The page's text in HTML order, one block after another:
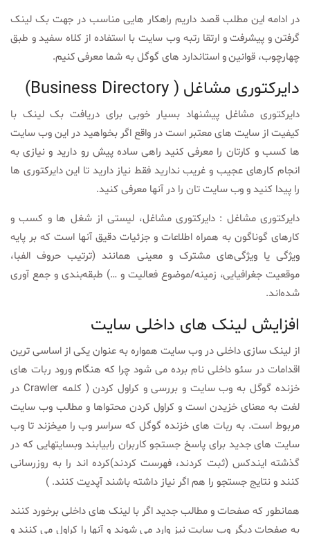
در ادامه این مطلب قصد داریم راهکار هایی مناسب در جهت بک لینک
گرفتن و پیشرفت و ارتقا رتبه وب سایت با استفاده از کلاه سفید و طبق
چهارچوب، قوانین و استاندارد های گوگل به شما معرفی کنیم.
دایرکتوری مشاغل ( Business Directory)
دایرکتوری مشاغل پیشنهاد بسیار خوبی برای دریافت بک لینک با
کیفیت از سایت های معتبر است در واقع اگر بخواهید در این وب سایت
ها کسب و کارتان را معرفی کنید راهی ساده پیش رو دارید و نیازی به
انجام کارهای عجیب و غریب ندارید فقط نیاز دارید تا این دایرکتوری ها
را پیدا کنید و وب سایت تان را در آنها معرفی کنید.
دایرکتوری مشاغل : دایرکتوری مشاغل، لیستی از شغل ها و کسب و
کارهای گوناگون به همراه اطلاعات و جزئیات دقیق آنها است که بر پایه
ویژگی یا ویژگی‌های مشترک و معینی همانند (ترتیب حروف الفبا،
موقعیت جغرافیایی، زمینه/موضوع فعالیت و …) طبقه‌بندی و جمع آوری
شده‌اند.
افزایش لینک های داخلی سایت
از لینک سازی داخلی در وب سایت همواره به عنوان یکی از اساسی ترین
اقدامات در سئو داخلی نام برده می شود چرا که هنگام ورود ربات های
خزنده گوگل به وب سایت و بررسی و کراول کردن ( کلمه Crawler در
لغت به معنای خزیدن است و کراول کردن محتواها و مطالب وب سایت
مربوط است. به ربات های خزنده گوگل که سراسر وب را میخزند تا وب
سایت های جدید برای پاسخ جستجو کاربران رابیابند وبسایتهایی که در
گذشته ایندکس (ثبت کردند، فهرست کردند)کرده اند را به روزرسانی
کنند و نتایج جستجو را هم اگر نیاز داشته باشند آپدیت کنند. )
همانطور که صفحات و مطالب جدید اگر با لینک های داخلی برخورد کنند
به صفحات دیگر وب سایت نیز وارد می شوند و آنها را کراول می کنند و